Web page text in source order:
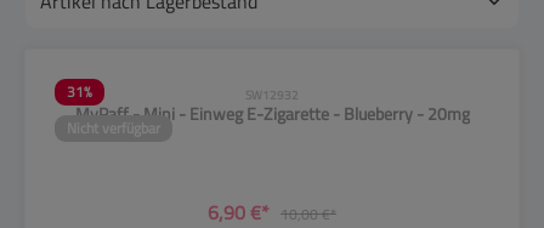
31%
Nicht verfügbar
SW12932
MyPaff - Mini - Einweg E-Zigarette - Blueberry - 20mg
6,90 €* 10,00 €*